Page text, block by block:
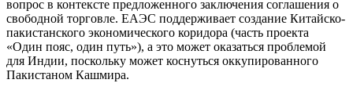
вопрос в контексте предложенного заключения соглашения о
свободной торговле. ЕАЭС поддерживает создание Китайско-
пакистанского экономического коридора (часть проекта
«Один пояс, один путь»), а это может оказаться проблемой
для Индии, поскольку может коснуться оккупированного
Пакистаном Кашмира.